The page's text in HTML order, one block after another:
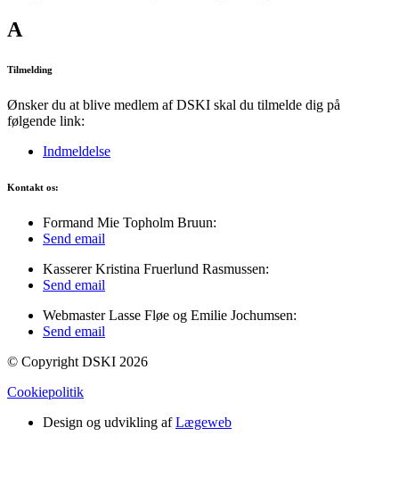
A
Tilmelding
Ønsker du at blive medlem af DSKI skal du tilmelde dig på
følgende link:
Indmeldelse
Kontakt os:
Formand Mie Topholm Bruun:
Send email
Kasserer Kristina Fruerlund Rasmussen:
Send email
Webmaster Lasse Fløe og Emilie Jochumsen:
Send email
© Copyright DSKI 2026
Cookiepolitik
Design og udvikling afLægeweb